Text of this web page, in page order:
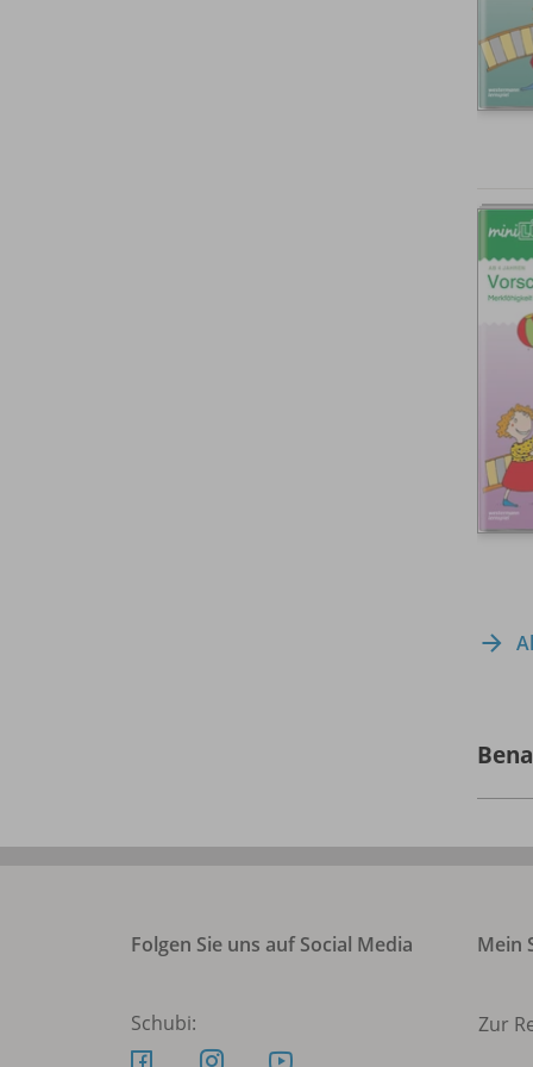
Folgen Sie uns auf Social Media
Schubi:
Mein
Zur